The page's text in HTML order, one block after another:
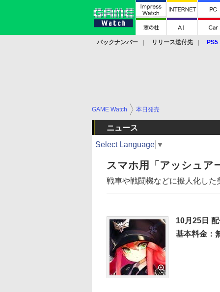
バックナンバー リリース送付先 PS5
GAME Watch 本日発売
ニュース
Select Language ▼
スマホ用「アッシュア
戦車や戦闘機などに擬人化した
10月25日
基本料金：